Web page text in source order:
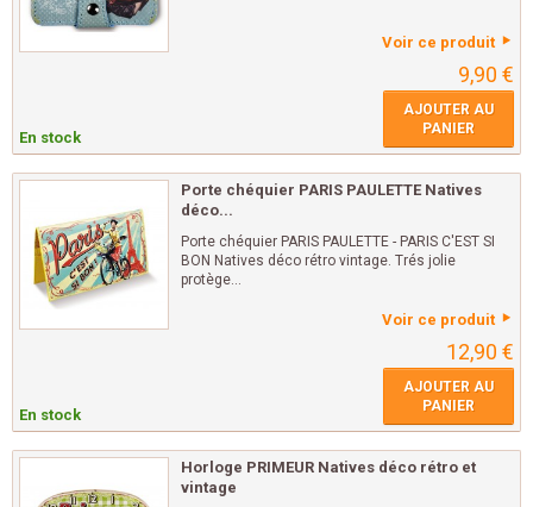
Voir ce produit
9,90 €
En stock
AJOUTER AU
PANIER
Porte chéquier PARIS PAULETTE Natives
déco...
Porte chéquier PARIS PAULETTE - PARIS C'EST SI
BON Natives déco rétro vintage. Trés jolie
protège...
Voir ce produit
12,90 €
En stock
AJOUTER AU
PANIER
Horloge PRIMEUR Natives déco rétro et
vintage